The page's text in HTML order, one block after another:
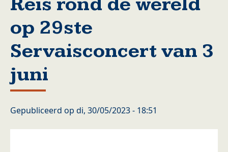
op 29ste
Servaisconcert van 3
juni
Gepubliceerd op di, 30/05/2023 - 18:51